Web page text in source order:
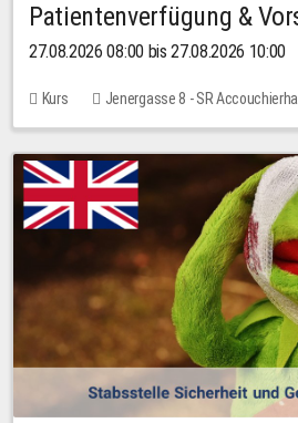
Patientenverfügung &
27.08.2026 08:00 bis 27.08.2026 10:00
Kurs
Jenergasse 8 - SR
Keine freien Plätze